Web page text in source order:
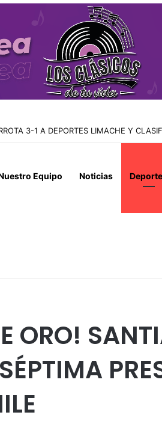
EL 75% DE LOS CONDENADOS POR
Equipo Noticias
ORO!